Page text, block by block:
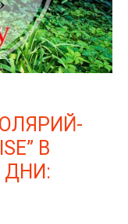
В
ДНИ: